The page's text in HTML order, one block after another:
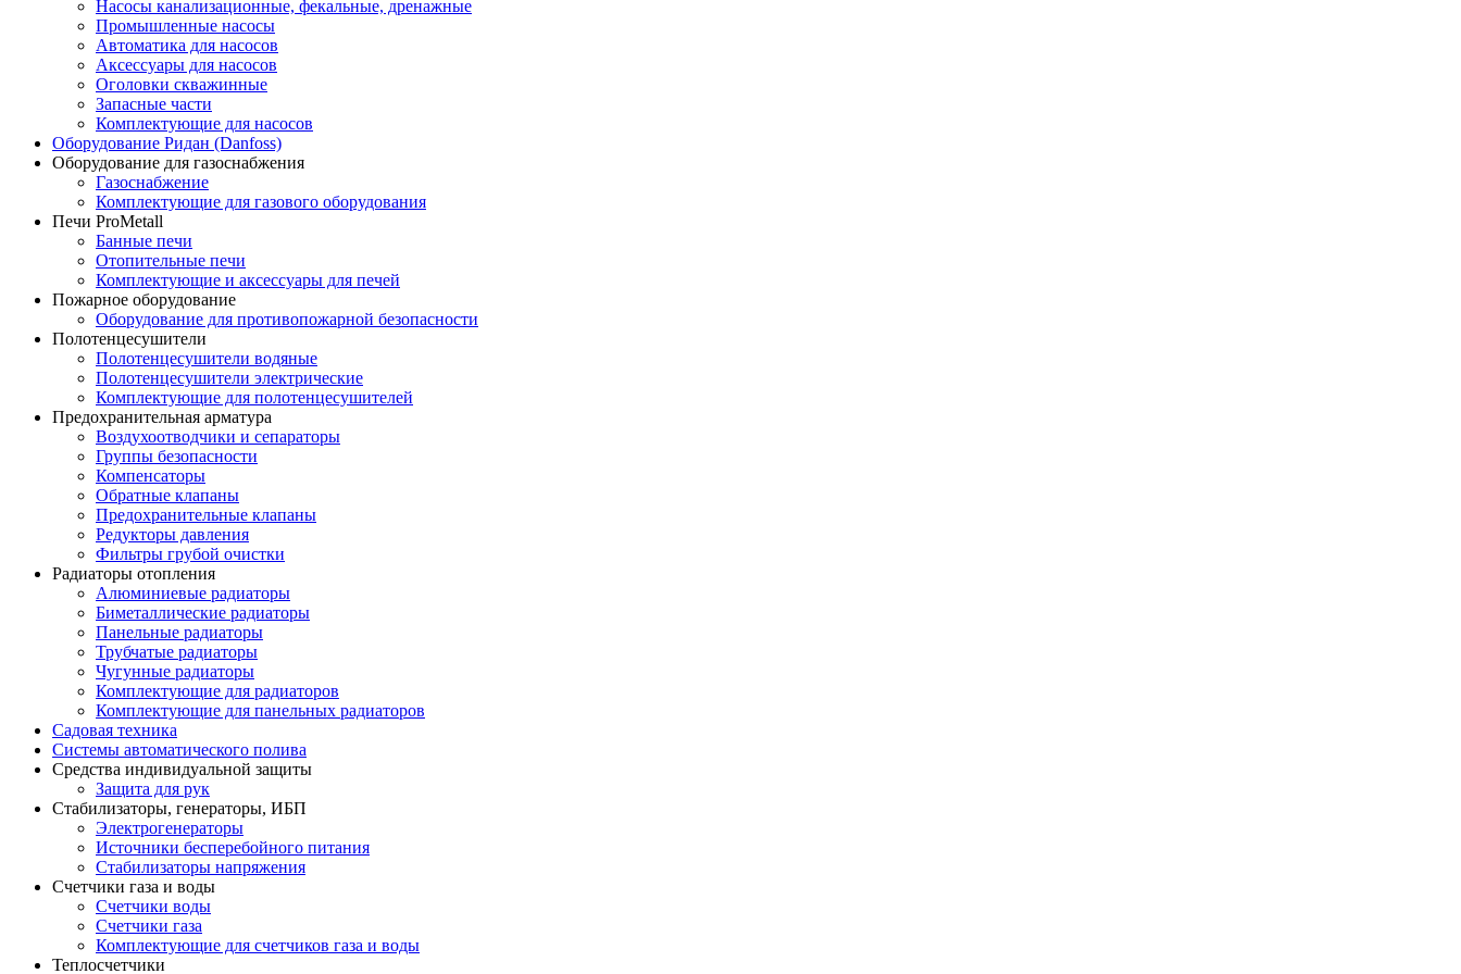
Насосы канализационные, фекальные, дренажные
Промышленные насосы
Автоматика для насосов
Аксессуары для насосов
Оголовки скважинные
Запасные части
Комплектующие для насосов
Оборудование Ридан (Danfoss)
Оборудование для газоснабжения
Газоснабжение
Комплектующие для газового оборудования
Печи ProMetall
Банные печи
Отопительные печи
Комплектующие и аксессуары для печей
Пожарное оборудование
Оборудование для противопожарной безопасности
Полотенцесушители
Полотенцесушители водяные
Полотенцесушители электрические
Комплектующие для полотенцесушителей
Предохранительная арматура
Воздухоотводчики и сепараторы
Группы безопасности
Компенсаторы
Обратные клапаны
Предохранительные клапаны
Редукторы давления
Фильтры грубой очистки
Радиаторы отопления
Алюминиевые радиаторы
Биметаллические радиаторы
Панельные радиаторы
Трубчатые радиаторы
Чугунные радиаторы
Комплектующие для радиаторов
Комплектующие для панельных радиаторов
Садовая техника
Системы автоматического полива
Средства индивидуальной защиты
Защита для рук
Стабилизаторы, генераторы, ИБП
Электрогенераторы
Источники бесперебойного питания
Стабилизаторы напряжения
Счетчики газа и воды
Счетчики воды
Счетчики газа
Комплектующие для счетчиков газа и воды
Теплосчетчики